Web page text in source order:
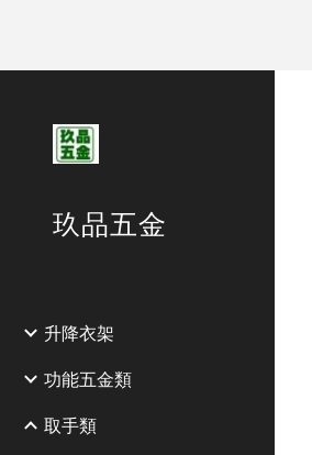
玖品五金
升降衣架
功能五金類
取手類